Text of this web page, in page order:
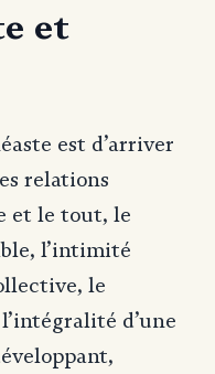
et
est d’arriver
relations
et le tout, le
l’intimité
le
d’une